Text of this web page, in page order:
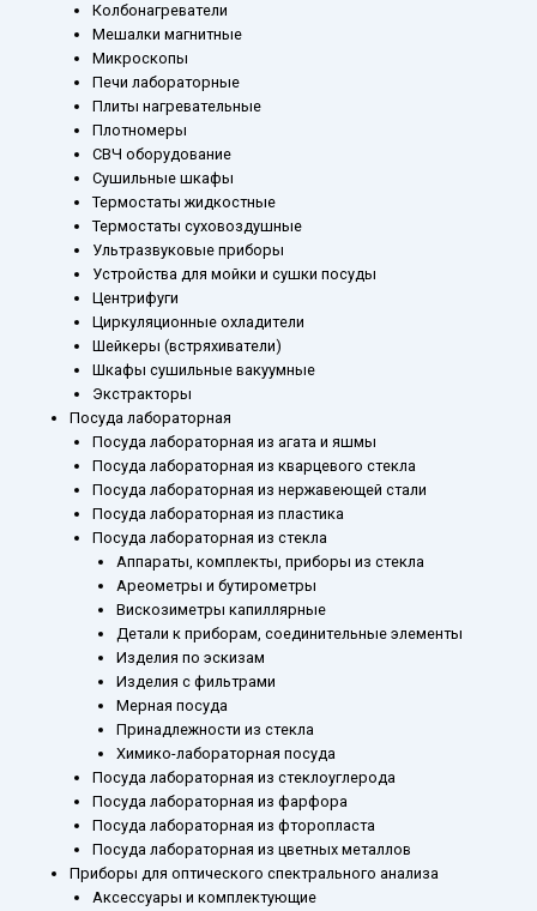
Колбонагреватели
Мешалки магнитные
Микроскопы
Печи лабораторные
Плиты нагревательные
Плотномеры
СВЧ оборудование
Сушильные шкафы
Термостаты жидкостные
Термостаты суховоздушные
Ультразвуковые приборы
Устройства для мойки и сушки посуды
Центрифуги
Циркуляционные охладители
Шейкеры (встряхиватели)
Шкафы сушильные вакуумные
Экстракторы
Посуда лабораторная
Посуда лабораторная из агата и яшмы
Посуда лабораторная из кварцевого стекла
Посуда лабораторная из нержавеющей стали
Посуда лабораторная из пластика
Посуда лабораторная из стекла
Аппараты, комплекты, приборы из стекла
Ареометры и бутирометры
Вискозиметры капиллярные
Детали к приборам, соединительные элементы
Изделия по эскизам
Изделия с фильтрами
Мерная посуда
Принадлежности из стекла
Химико-лабораторная посуда
Посуда лабораторная из стеклоуглерода
Посуда лабораторная из фарфора
Посуда лабораторная из фторопласта
Посуда лабораторная из цветных металлов
Приборы для оптического спектрального анализа
Аксессуары и комплектующие